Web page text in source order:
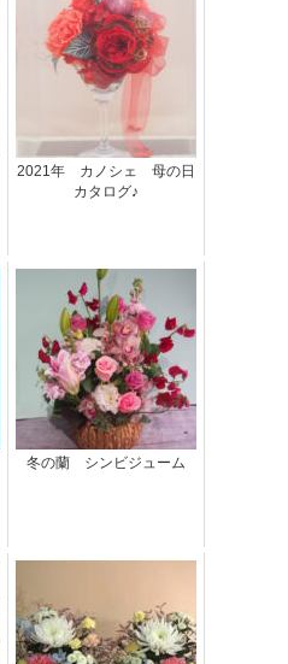
2021年 カノシェ 母の日
カタログ♪
冬の蘭 シンビジューム